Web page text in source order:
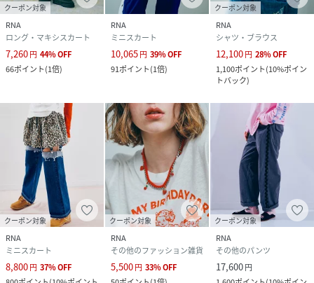
クーポン対象
RNA
ロング・マキシスカート
7,260円 44%OFF
66ポイント(1倍)
RNA
ミニスカート
10,065円 39%OFF
91ポイント(1倍)
クーポン対象
RNA
シャツ・ブラウス
12,100円 28%OFF
1,100ポイント(10%ポイン
トバック)
クーポン対象
RNA
ミニスカート
8,800円 37%OFF
クーポン対象
RNA
その他のファッション雑貨
5,500円 33%OFF
クーポン対象
RNA
その他のパンツ
17,600円